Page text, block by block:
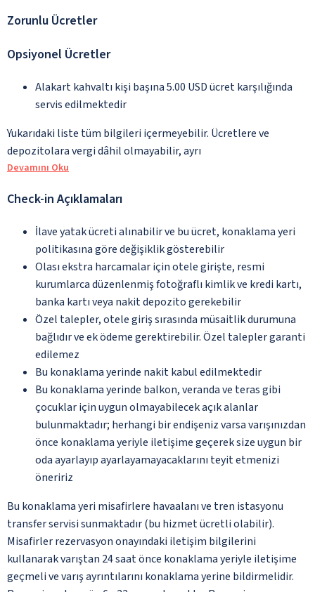
Zorunlu Ücretler
Opsiyonel Ücretler
Alakart kahvaltı kişi başına 5.00 USD ücret karşılığında
servis edilmektedir
Yukarıdaki liste tüm bilgileri içermeyebilir. Ücretlere ve
depozitolara vergi dâhil olmayabilir, ayrı
Devamını Oku
Check-in Açıklamaları
İlave yatak ücreti alınabilir ve bu ücret, konaklama yeri
politikasına göre değişiklik gösterebilir
Olası ekstra harcamalar için otele girişte, resmi
kurumlarca düzenlenmiş fotoğraflı kimlik ve kredi kartı,
banka kartı veya nakit depozito gerekebilir
Özel talepler, otele giriş sırasında müsaitlik durumuna
bağlıdır ve ek ödeme gerektirebilir. Özel talepler garanti
edilemez
Bu konaklama yerinde nakit kabul edilmektedir
Bu konaklama yerinde balkon, veranda ve teras gibi
çocuklar için uygun olmayabilecek açık alanlar
bulunmaktadır; herhangi bir endişeniz varsa varışınızdan
önce konaklama yeriyle iletişime geçerek size uygun bir
oda ayarlayıp ayarlayamayacaklarını teyit etmenizi
öneririz
Bu konaklama yeri misafirlere havaalanı ve tren istasyonu
transfer servisi sunmaktadır (bu hizmet ücretli olabilir).
Misafirler rezervasyon onayındaki iletişim bilgilerini
kullanarak varıştan 24 saat önce konaklama yeriyle iletişime
geçmeli ve varış ayrıntılarını konaklama yerine bildirmelidir.